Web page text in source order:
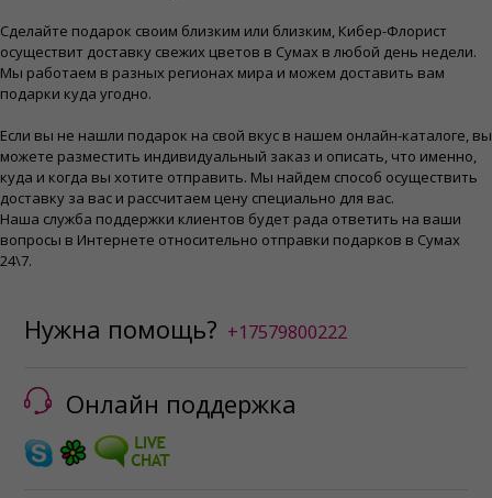
Сделайте подарок своим близким или близким, Кибер-Флорист
осуществит доставку свежих цветов в Сумах в любой день недели.
Мы работаем в разных регионах мира и можем доставить вам
подарки куда угодно.
Если вы не нашли подарок на свой вкус в нашем онлайн-каталоге, вы
можете разместить индивидуальный заказ и описать, что именно,
куда и когда вы хотите отправить. Мы найдем способ осуществить
доставку за вас и рассчитаем цену специально для вас.
Наша служба поддержки клиентов будет рада ответить на ваши
вопросы в Интернете относительно отправки подарков в Сумах
24\7.
Нужна помощь? +17579800222
Онлайн поддержка